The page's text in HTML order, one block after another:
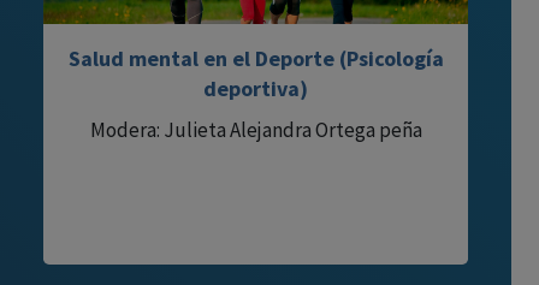
Salud mental en el Deporte (Psicología
deportiva)
Modera: Julieta Alejandra Ortega peña